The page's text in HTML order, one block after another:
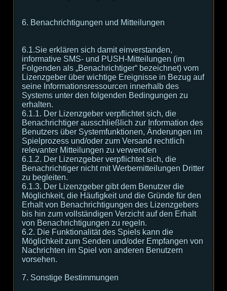
6. Benachrichtigungen und Mitteilungen
6.1.Sie erklären sich damit einverstanden,
informative SMS- und PUSH-Mitteilungen (im
Folgenden als „Benachrichtiger“ bezeichnet) vom
Lizenzgeber über wichtige Ereignisse in Bezug auf
seine Informationsressourcen innerhalb des
Systems unter den folgenden Bedingungen zu
erhalten.
6.1.1. Der Lizenzgeber verpflichtet sich, die
Benachrichtiger ausschließlich zur Information des
Benutzers über Systemfunktionen, Änderungen im
Spielprozess und/oder zum Versand rechtlich
relevanter Mitteilungen zu verwenden
6.1.2. Der Lizenzgeber verpflichtet sich, die
Benachrichtiger nicht mit Werbemitteilungen Dritter
zu begleiten.
6.1.3. Der Lizenzgeber gibt dem Benutzer die
Möglichkeit, die Häufigkeit und die Gründe für den
Erhalt von Benachrichtigungen des Lizenzgebers
bis hin zum vollständigen Verzicht auf den Erhalt
von Benachrichtigungen zu regeln.
6.2. Die Funktionalität des Spiels kann die
Möglichkeit zum Senden und/oder Empfangen von
Nachrichten im Spiel von anderen Benutzern
vorsehen.
7. Sonstige Bestimmungen